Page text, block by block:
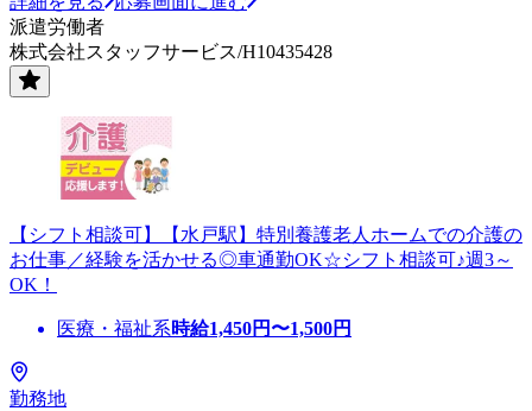
派遣労働者
株式会社スタッフサービス/H10435428
【シフト相談可】【水戸駅】特別養護老人ホームでの介護の
お仕事／経験を活かせる◎車通勤OK☆シフト相談可♪週3～
OK！
医療・福祉系時給1,450円〜1,500円
勤務地